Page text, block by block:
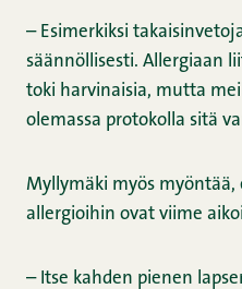
– Esimerkiksi
säännöllisesti. Allergiaan
toki harvinaisia, mutta
olemassa protokolla sitä
Myllymäki myös
allergioihin ovat viime
– Itse kahden pienen